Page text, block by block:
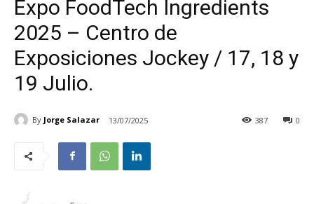
Expo FoodTech Ingredients
2025 – Centro de
Exposiciones Jockey / 17, 18 y
19 Julio.
By Jorge Salazar 13/07/2025 0
387